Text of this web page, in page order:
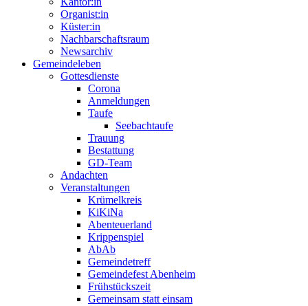
Organist:in
Küster:in
Nachbarschaftsraum
Newsarchiv
Gemeindeleben
Gottesdienste
Corona
Anmeldungen
Taufe
Seebachtaufe
Trauung
Bestattung
GD-Team
Andachten
Veranstaltungen
Krümelkreis
KiKiNa
Abenteuerland
Krippenspiel
AbAb
Gemeindetreff
Gemeindefest Abenheim
Frühstückszeit
Gemeinsam statt einsam